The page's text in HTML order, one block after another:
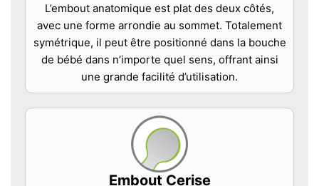
L’embout anatomique est plat des deux côtés,
avec une forme arrondie au sommet. Totalement
symétrique, il peut être positionné dans la bouche
de bébé dans n’importe quel sens, offrant ainsi
une grande facilité d’utilisation.
Embout Cerise